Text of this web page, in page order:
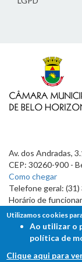
Av. dos Andradas,
CEP: 30260-900 -
Como chegar
Telefone geral:
Horário de
7h às 19h
Utilizamos cookies
Ao utilizar o
política de
Clique aqui para